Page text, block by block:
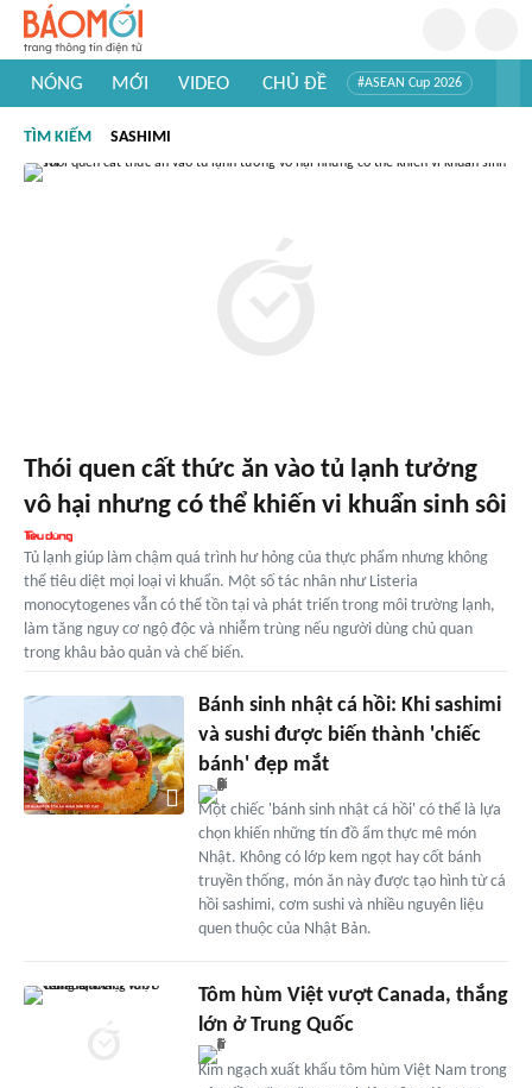
NÓNG MỚI VIDEO CHỦ ĐỀ #ASEAN Cup 2026
#Khám phá thế giới
TÌM KIẾM SASHIMI
Thói quen cất thức ăn vào tủ lạnh tưởng
vô hại nhưng có thể khiến vi khuẩn sinh sôi
Tủ lạnh giúp làm chậm quá trình hư hỏng của thực phẩm nhưng không
thể tiêu diệt mọi loại vi khuẩn. Một số tác nhân như Listeria
monocytogenes vẫn có thể tồn tại và phát triển trong môi trường lạnh,
làm tăng nguy cơ ngộ độc và nhiễm trùng nếu người dùng chủ quan
trong khâu bảo quản và chế biến.
Bánh sinh nhật cá hồi: Khi sashimi
và sushi được biến thành 'chiếc
bánh' đẹp mắt
Một chiếc 'bánh sinh nhật cá hồi' có thể là lựa
chọn khiến những tín đồ ẩm thực mê món
Nhật. Không có lớp kem ngọt hay cốt bánh
truyền thống, món ăn này được tạo hình từ cá
hồi sashimi, cơm sushi và nhiều nguyên liệu
quen thuộc của Nhật Bản.
Tôm hùm Việt vượt Canada, thắng
lớn ở Trung Quốc
Kim ngạch xuất khẩu tôm hùm Việt Nam trong